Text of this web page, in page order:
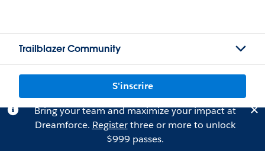
Trailblazer Community
S'inscrire
Bring your team and maximize your impact at
Dreamforce. Registerthree or more to unlock
$999 passes.